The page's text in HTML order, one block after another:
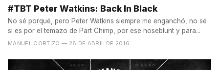
#TBT Peter Watkins: Back In Black
No sé porqué, pero Peter Watkins siempre me enganchó, no sé
si es por el temazo de Part Chimp, por ese noseblunt y para...
MANUEL CORTIZO — 28 DE ABRIL DE 2016